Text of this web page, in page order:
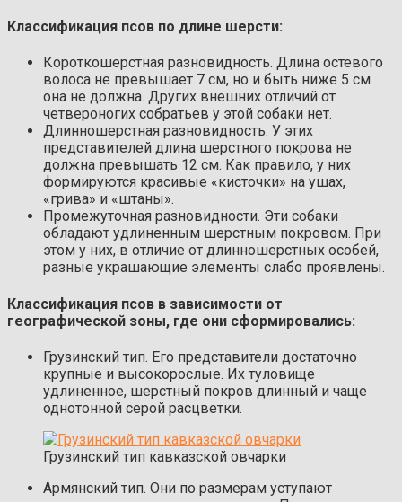
Классификация псов по длине шерсти:
Короткошерстная разновидность. Длина остевого
волоса не превышает 7 см, но и быть ниже 5 см
она не должна. Других внешних отличий от
четвероногих собратьев у этой собаки нет.
Длинношерстная разновидность. У этих
представителей длина шерстного покрова не
должна превышать 12 см. Как правило, у них
формируются красивые «кисточки» на ушах,
«грива» и «штаны».
Промежуточная разновидности. Эти собаки
обладают удлиненным шерстным покровом. При
этом у них, в отличие от длинношерстных особей,
разные украшающие элементы слабо проявлены.
Классификация псов в зависимости от
географической зоны, где они сформировались:
Грузинский тип. Его представители достаточно
крупные и высокорослые. Их туловище
удлиненное, шерстный покров длинный и чаще
однотонной серой расцветки.
Грузинский тип кавказской овчарки
Армянский тип. Они по размерам уступают